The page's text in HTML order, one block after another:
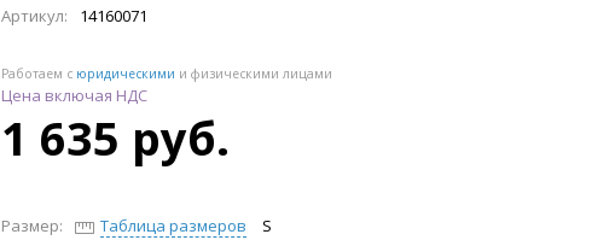
Артикул: 14160071
Работаем с юридическими и физическими лицами
Цена включая НДС
1 635 руб.
Размер: Таблица размеров
S